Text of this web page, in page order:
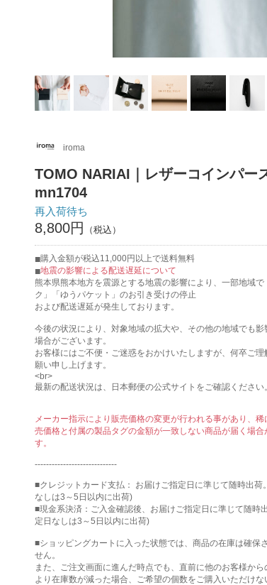
iroma
TOMO NARIAI｜レザーコインパー
mn1704
再入荷待ち
8,800円
購入金額が税込11,000円以上で送料無料
地震の影響による配送遅延について
熊本県熊本地方を震源とする地震の影響により、一部地域で
ク」「ゆうパケット」のお引き受けの停止
および配送遅延が発生しております。
今後の状況により、対象地域の拡大や、その他の地域でも影
場合がございます。
お客様にはご不便・ご迷惑をおかけいたしますが、何卒ご理
願い申し上げます。
<br>
最新の配送状況は、日本郵便の公式サイトをご確認ください。
メーカー指示により販売価格の変更が行われる事があり、稀
売価格と付属の製品タグの金額が一致しない商品が届く場合
す。
-----------------------------
■クレジットカード支払： お届けご指定日に準じて随時出荷
なしは3～5日以内に出荷)
■現金系決済：ご入金確認後、お届けご指定日に準じて随時
定日なしは3～5日以内に出荷)
■ショッピングカートに入った状態では、商品の在庫は確保
せん。
また、ご注文画面に進んだ時点でも、直前に他のお客様から
より在庫数が減った場合、ご希望の個数をご購入いただけな